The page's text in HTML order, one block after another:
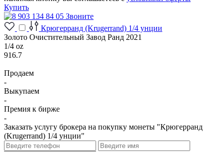
Купить
Звоните
Крюгерранд (Krugerrand) 1/4 унции
Золото Очистительный Завод Ранд 2021
1/4 oz
916.7
Продаем
-
Выкупаем
-
Премия к бирже
-
Заказать услугу брокера на покупку монеты "Крюгерранд
(Krugerrand) 1/4 унции"